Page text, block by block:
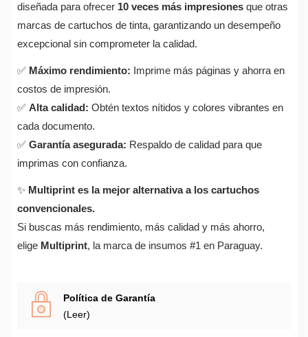
diseñada para ofrecer 10 veces más impresiones que otras
marcas de cartuchos de tinta, garantizando un desempeño
excepcional sin comprometer la calidad.
✅ Máximo rendimiento: Imprime más páginas y ahorra en
costos de impresión.
✅ Alta calidad: Obtén textos nítidos y colores vibrantes en
cada documento.
✅ Garantía asegurada: Respaldo de calidad para que
imprimas con confianza.
✨ Multiprint es la mejor alternativa a los cartuchos
convencionales.
Si buscas más rendimiento, más calidad y más ahorro,
elige Multiprint, la marca de insumos #1 en Paraguay.
Política de Garantía
(Leer)
AÑADIR A LA LISTA DE DESEOS
CREAR LISTA DE DESEOS
NOMBRE DE LA LISTA DE DESEOS
Cancelar
INICIAR SESIÓN
DEBE INICIAR SESIÓN PARA GUARDAR PRODUCTOS